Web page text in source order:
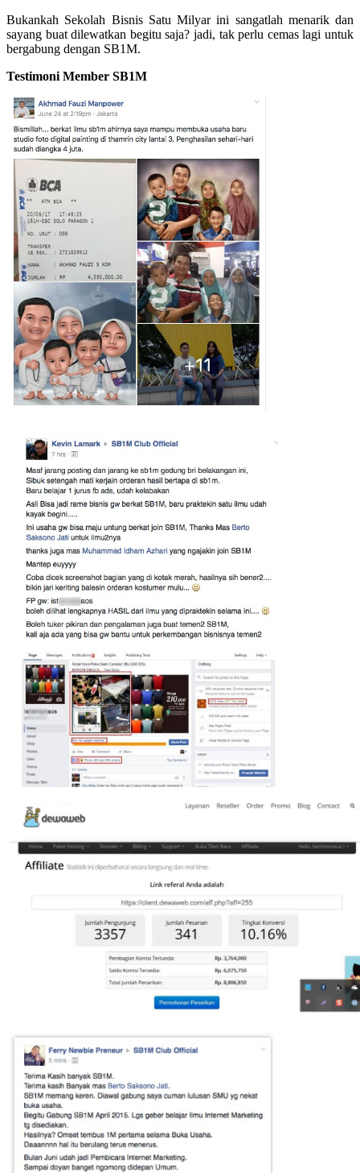
Bukankah Sekolah Bisnis Satu Milyar ini sangatlah menarik dan
sayang buat dilewatkan begitu saja? jadi, tak perlu cemas lagi untuk
bergabung dengan SB1M.
Testimoni Member SB1M